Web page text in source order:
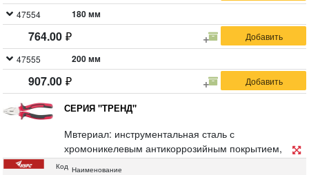
47554 180 мм
764.00
47555 200 мм
907.00
СЕРИЯ "ТРЕНД"
Мвтериал: инструментальная сталь с
хромоникелевым антикоррозийным покрытием,
пластиковые прорезиненные ручки. Упаковка:
Код Наименование